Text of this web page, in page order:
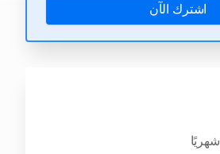
اشترك الآن
شهريًا